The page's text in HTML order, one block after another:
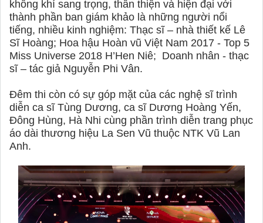
không khí sang trọng, thân thiện và hiện đại với
thành phần ban giám khảo là những người nổi
tiếng, nhiều kinh nghiệm: Thạc sĩ – nhà thiết kế Lê
Sĩ Hoàng; Hoa hậu Hoàn vũ Việt Nam 2017 - Top 5
Miss Universe 2018 H’Hen Niê; Doanh nhân - thạc
sĩ – tác giả Nguyễn Phi Vân.
Đêm thi còn có sự góp mặt của các nghệ sĩ trình
diễn ca sĩ Tùng Dương, ca sĩ Dương Hoàng Yến,
Đông Hùng, Hà Nhi cùng phần trình diễn trang phục
áo dài thương hiệu La Sen Vũ thuộc NTK Vũ Lan
Anh.